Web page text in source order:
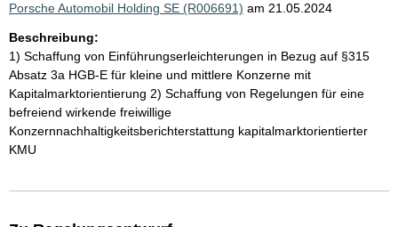
Porsche Automobil Holding SE (R006691) am 21.05.2024
Beschreibung:
1) Schaffung von Einführungserleichterungen in Bezug auf §315
Absatz 3a HGB-E für kleine und mittlere Konzerne mit
Kapitalmarktorientierung 2) Schaffung von Regelungen für eine
befreiend wirkende freiwillige
Konzernnachhaltigkeitsberichterstattung kapitalmarktorientierter
KMU